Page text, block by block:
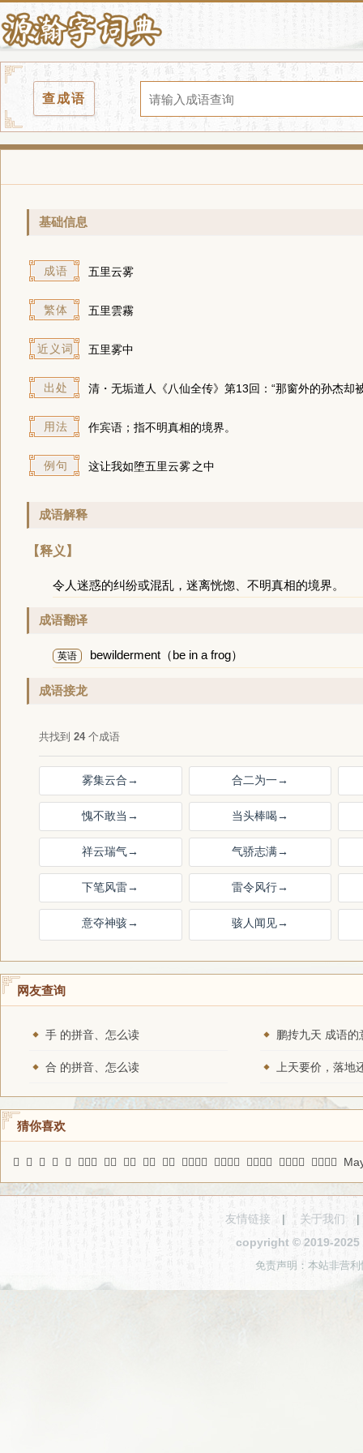
查成语
基础信息
成语 五里云雾
繁体 五里雲霧
近义词 五里雾中
出处 清・无垢道人《八仙全传》第13回：“那窗外的孙杰却
用法 作宾语；指不明真相的境界。
例句 这让我如堕五里云雾之中
成语解释
【释义】
令人迷惑的纠纷或混乱，迷离恍惚、不明真相的境界。
成语翻译
英语 bewilderment（be in a frog）
成语接龙
共找到 24个成语
雾集云合→ 合二为一→
愧不敢当 → 当头棒喝→
祥云瑞气→ 气骄志满→
下笔风雷→ 雷令风行→
意夺神骇→ 骇人闻见→
网友查询
手 的拼音、怎么读 鹏抟九天 成语的
合 的拼音、怎么读
猜你喜欢
𥤀 㒬 𥑄 𡩟 𢸂 吊胃口 芊蔚 訾省 繁动 窘蹙 推聋妆哑 秋毫无扰 文人雅士 一口两匙 蹑躥担簦
友情链接 | 关于我们
copyright © 2019-2025
免责声明：本站非营